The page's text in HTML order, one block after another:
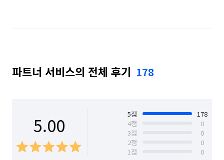
*수전 및 거울에 발수코팅 및 오염방지 코팅 제품
🔹전&후&하자 사진 촬영후 카톡 및 MMS 전송
🔹사후처리 및 A/S 14일 약속
🌈전직원 모두가 밝은 미소로 고객님을 맞이하겠습니다
🌈작은 공간 하나까지도 섬세하게 청소하겠습니다
🌈대충하는 청소가 아닌 하나부터 열까지 놓치지 않는확실한
서울 노원구 서울 도봉구 서울 동대문구
서울 서초구 서울 성동구 서울 성북구
서울 종로구
서울 중구 충남 아산시
충남 천안시 동남구 충남 천안시 서북구
파트너 서비스의 전체 후기 178
5.00 5점
178
4점
0
3점
0
2점
0
1점
0